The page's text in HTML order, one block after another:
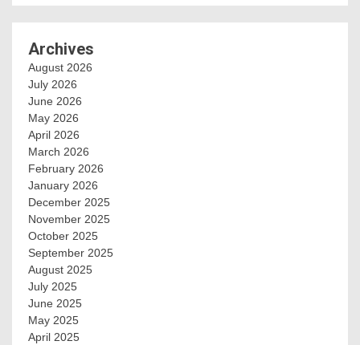
Archives
August 2026
July 2026
June 2026
May 2026
April 2026
March 2026
February 2026
January 2026
December 2025
November 2025
October 2025
September 2025
August 2025
July 2025
June 2025
May 2025
April 2025